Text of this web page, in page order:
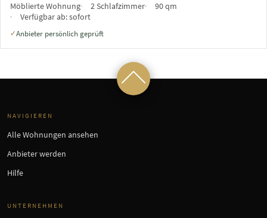
Möblierte Wohnung
2 Schlafzimmer
90 qm
Verfügbar ab:sofort
✓Anbieter persönlich geprüft
NAVIGIEREN
Alle Wohnungen ansehen
Anbieter werden
Hilfe
UNTERNEHMEN